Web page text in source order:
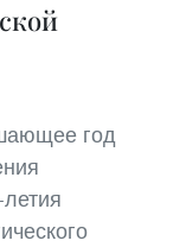
год